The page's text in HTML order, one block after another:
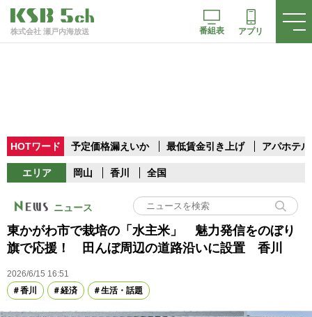
株式会社 瀬戸内海放送 番組表 アプリ
HOTワード 予定価格漏えいか 最低賃金引き上げ アパホテル
エリア 岡山 香川 全国
ニュース
東かがわ市で栽培の「水主米」 魅力発信をのぼり
旗で応援！ 田んぼ周辺の道路沿いに設置 香川
2026/6/15 16:51
香川
経済 生活・話題